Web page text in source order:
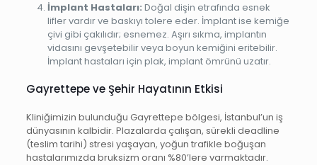
İmplant Hastaları: Doğal dişin etrafında esnek
lifler vardır ve baskıyı tolere eder. İmplant ise kemiğe
çivi gibi çakılıdır; esnemez. Aşırı sıkma, implantın
vidasını gevşetebilir veya boyun kemiğini eritebilir.
İmplant hastaları için plak, implant ömrünü uzatır.
Gayrettepe ve Şehir Hayatının Etkisi
Kliniğimizin bulunduğu Gayrettepe bölgesi, İstanbul’un iş
dünyasının kalbidir. Plazalarda çalışan, sürekli deadline
(teslim tarihi) stresi yaşayan, yoğun trafikle boğuşan
hastalarımızda bruksizm oranı %80’lere varmaktadır.